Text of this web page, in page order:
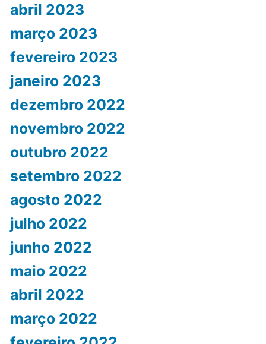
abril 2023
março 2023
fevereiro 2023
janeiro 2023
dezembro 2022
novembro 2022
outubro 2022
setembro 2022
agosto 2022
julho 2022
junho 2022
maio 2022
abril 2022
março 2022